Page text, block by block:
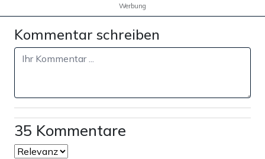
Werbung
Kommentar schreiben
35 Kommentare